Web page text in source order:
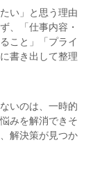
い」と思う理由
、「仕事内容・
こと」「プライ
書き出して整理
いのは、一時的
みを解消できそ
解決策が見つか